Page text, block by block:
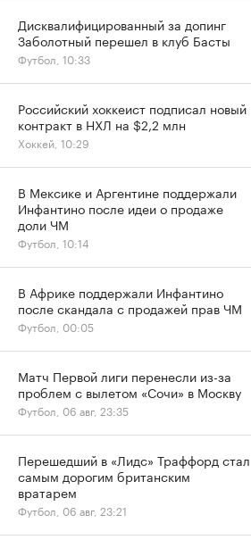
Дисквалифицированный за допинг
Заболотный перешел в клуб Басты
Футбол, 10:33
Российский хоккеист подписал новый
контракт в НХЛ на $2,2 млн
Хоккей, 10:29
В Мексике и Аргентине поддержали
Инфантино после идеи о продаже
доли ЧМ
Футбол, 10:14
В Африке поддержали Инфантино
после скандала с продажей прав ЧМ
Футбол, 00:05
Матч Первой лиги перенесли из-за
проблем с вылетом «Сочи» в Москву
Футбол, 06 авг, 23:35
Перешедший в «Лидс» Траффорд стал
самым дорогим британским
вратарем
Футбол, 06 авг, 23:21